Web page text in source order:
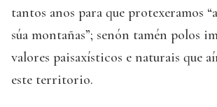
tantos anos para que protexeramos
súa montañas”; senón tamén polos
valores paisaxísticos e naturais que
este territorio.